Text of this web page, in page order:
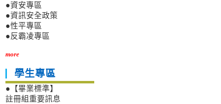
●資安專區
●資訊安全政策
●性平專區
●反霸凌專區
more
學生專區
●【畢業標準】
註冊組重要訊息